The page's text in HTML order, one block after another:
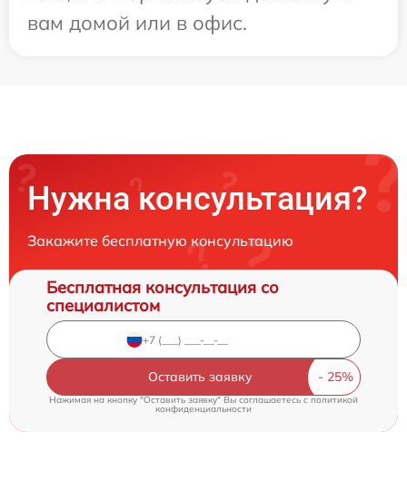
вам домой или в офис.
Нужна консультация?
Закажите бесплатную консультацию
Бесплатная консультация со
специалистом
Оставить заявку
Нажимая на кнопку "Оставить заявку" Вы соглашаетесь cполитикой
конфиденциальности